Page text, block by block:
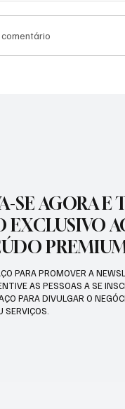
comentário
SE AGORA E
EXCLUSIVO
PARA PROMOVER A
AS PESSOAS A SE
PARA DIVULGAR O
SERVIÇOS.